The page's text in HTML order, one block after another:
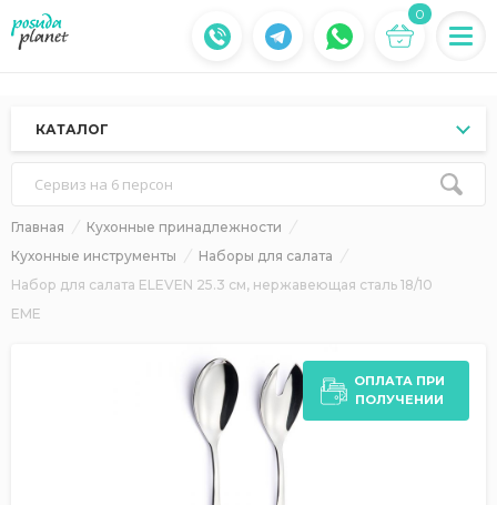
0
КАТАЛОГ
Сервиз на 6 персон
Главная
Кухонные принадлежности
Кухонные инструменты
Наборы для салата
Набор для салата ELEVEN 25.3 см, нержавеющая сталь 18/10
EME
ОПЛАТА ПРИ
ПОЛУЧЕНИИ